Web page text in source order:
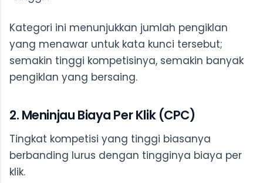
Kategori ini menunjukkan jumlah pengiklan
yang menawar untuk kata kunci tersebut;
semakin tinggi kompetisinya, semakin banyak
pengiklan yang bersaing.
2. Meninjau Biaya Per Klik (CPC)
Tingkat kompetisi yang tinggi biasanya
berbanding lurus dengan tingginya biaya per
klik.